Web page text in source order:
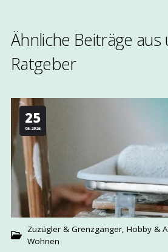
Ähnliche Beiträge
Rat­geber
25
05.2026
Zuzügler & Grenzgänger Hobby &
Wohnen